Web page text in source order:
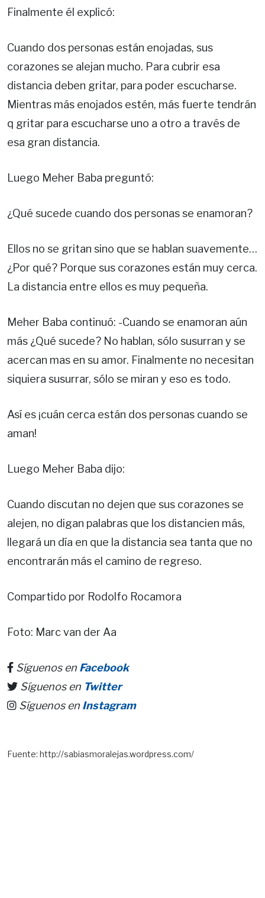
Finalmente él explicó:
Cuando dos personas están enojadas, sus
corazones se alejan mucho. Para cubrir esa
distancia deben gritar, para poder escucharse.
Mientras más enojados estén, más fuerte tendrán
q gritar para escucharse uno a otro a través de
esa gran distancia.
Luego Meher Baba preguntó:
¿Qué sucede cuando dos personas se enamoran?
Ellos no se gritan sino que se hablan suavemente…
¿Por qué? Porque sus corazones están muy cerca.
La distancia entre ellos es muy pequeña.
Meher Baba continuó: -Cuando se enamoran aún
más ¿Qué sucede? No hablan, sólo susurran y se
acercan mas en su amor. Finalmente no necesitan
siquiera susurrar, sólo se miran y eso es todo.
Así es ¡cuán cerca están dos personas cuando se
aman!
Luego Meher Baba dijo:
Cuando discutan no dejen que sus corazones se
alejen, no digan palabras que los distancien más,
llegará un día en que la distancia sea tanta que no
encontrarán más el camino de regreso.
Compartido por Rodolfo Rocamora
Foto: Marc van der Aa
Síguenos en Facebook
Síguenos en Twitter
Síguenos en Instagram
Fuente: http://sabiasmoralejas.wordpress.com/